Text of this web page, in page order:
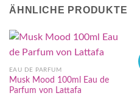
ÄHNLICHE PRODUKTE
EAU DE PARFUM
Musk Mood 100ml Eau de
Parfum von Lattafa